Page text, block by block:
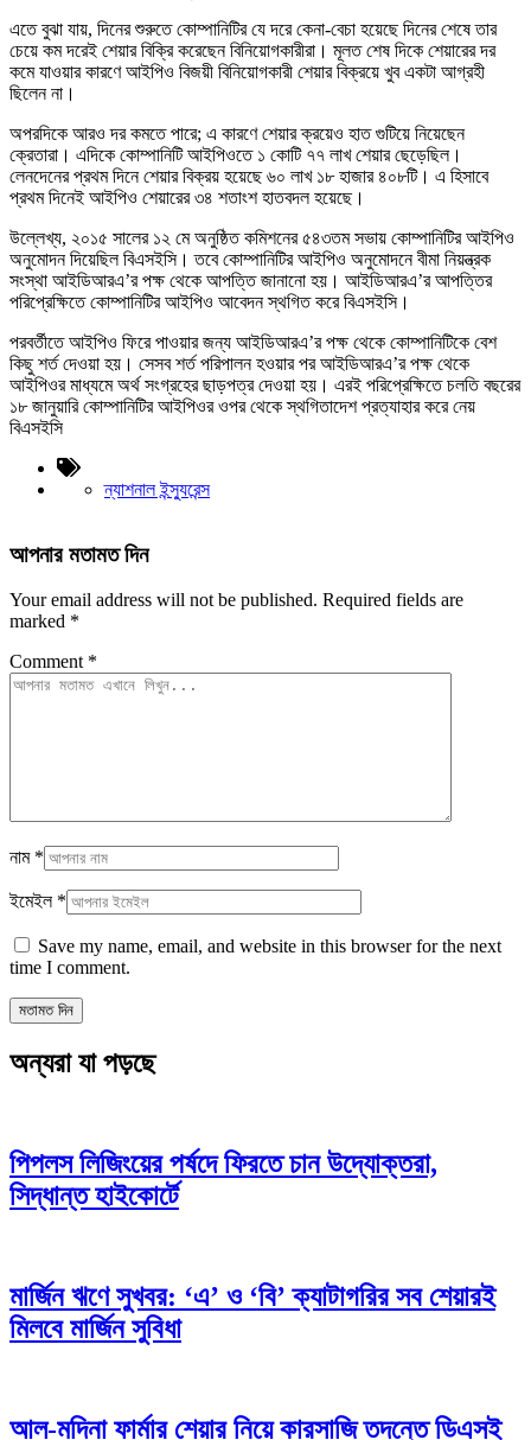
এতে বুঝা যায়, দিনের শুরুতে কোম্পানিটির যে দরে কেনা-বেচা হয়েছে দিনের শেষে তার
চেয়ে কম দরেই শেয়ার বিক্রি করেছেন বিনিয়োগকারীরা। মূলত শেষ দিকে শেয়ারের দর
কমে যাওয়ার কারণে আইপিও বিজয়ী বিনিয়োগকারী শেয়ার বিক্রয়ে খুব একটা আগ্রহী
ছিলেন না।
অপরদিকে আরও দর কমতে পারে; এ কারণে শেয়ার ক্রয়েও হাত গুটিয়ে নিয়েছেন
ক্রেতারা। এদিকে কোম্পানিটি আইপিওতে ১ কোটি ৭৭ লাখ শেয়ার ছেড়েছিল।
লেনদেনের প্রথম দিনে শেয়ার বিক্রয় হয়েছে ৬০ লাখ ১৮ হাজার ৪০৮টি। এ হিসাবে
প্রথম দিনেই আইপিও শেয়ারের ৩৪ শতাংশ হাতবদল হয়েছে।
উল্লেখ্য, ২০১৫ সালের ১২ মে অনুষ্ঠিত কমিশনের ৫৪৩তম সভায় কোম্পানিটির আইপিও
অনুমোদন দিয়েছিল বিএসইসি। তবে কোম্পানিটির আইপিও অনুমোদনে বীমা নিয়ন্ত্রক
সংস্থা আইডিআরএ’র পক্ষ থেকে আপত্তি জানানো হয়। আইডিআরএ’র আপত্তির
পরিপ্রেক্ষিতে কোম্পানিটির আইপিও আবেদন স্থগিত করে বিএসইসি।
পরবর্তীতে আইপিও ফিরে পাওয়ার জন্য আইডিআরএ’র পক্ষ থেকে কোম্পানিটিকে বেশ
কিছু শর্ত দেওয়া হয়। সেসব শর্ত পরিপালন হওয়ার পর আইডিআরএ’র পক্ষ থেকে
আইপিওর মাধ্যমে অর্থ সংগ্রহের ছাড়পত্র দেওয়া হয়। এরই পরিপ্রেক্ষিতে চলতি বছরের
১৮ জানুয়ারি কোম্পানিটির আইপিওর ওপর থেকে স্থগিতাদেশ প্রত্যাহার করে নেয়
বিএসইসি
ন্যাশনাল ইন্স্যুরেন্স
আপনার মতামত দিন
Your email address will not be published. Required fields are
marked *
Comment *
নাম *
ইমেইল *
Save my name, email, and website in this browser for the next
time I comment.
অন্যরা যা পড়ছে
পিপলস লিজিংয়ের পর্ষদে ফিরতে চান উদ্যোক্তরা,
সিদ্ধান্ত হাইকোর্টে
মার্জিন ঋণে সুখবর: ‘এ’ ও ‘বি’ ক্যাটাগরির সব শেয়ারই
মিলবে মার্জিন সুবিধা
আল-মদিনা ফার্মার শেয়ার নিয়ে কারসাজি তদন্তে ডিএসই